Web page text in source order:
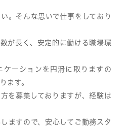
。そんな思いで仕事をしており
が長く、安定的に働ける職場環
ケーションを円滑に取りますの
ます。
を募集しておりますが、経験は
ますので、安心してご勤務スタ